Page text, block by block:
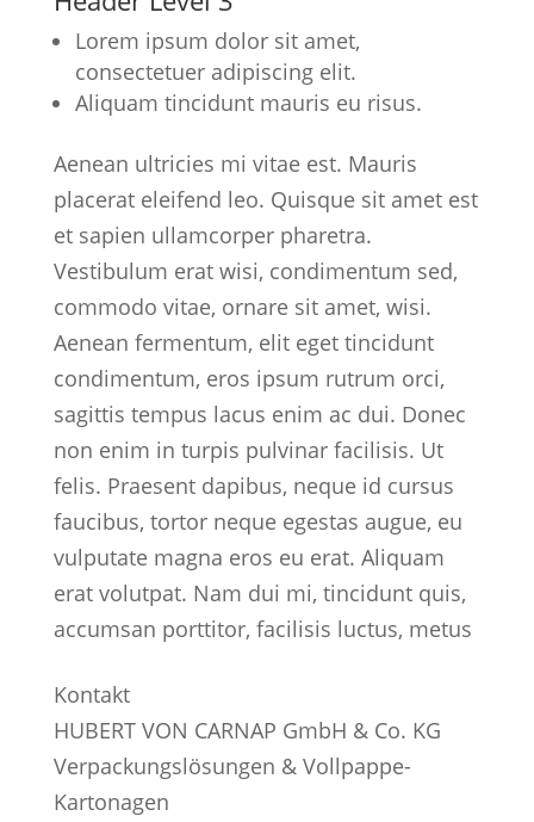
Lorem ipsum dolor sit amet,
consectetuer adipiscing elit.
Aliquam tincidunt mauris eu risus.
Aenean ultricies mi vitae est. Mauris
placerat eleifend leo. Quisque sit amet est
et sapien ullamcorper pharetra.
Vestibulum erat wisi, condimentum sed,
commodo vitae, ornare sit amet, wisi.
Aenean fermentum, elit eget tincidunt
condimentum, eros ipsum rutrum orci,
sagittis tempus lacus enim ac dui. Donec
non enim in turpis pulvinar facilisis. Ut
felis. Praesent dapibus, neque id cursus
faucibus, tortor neque egestas augue, eu
vulputate magna eros eu erat. Aliquam
erat volutpat. Nam dui mi, tincidunt quis,
accumsan porttitor, facilisis luctus, metus
Kontakt
HUBERT VON CARNAP GmbH & Co. KG
Verpackungslösungen & Vollpappe-
Kartonagen